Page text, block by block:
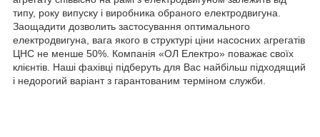
типу, року випуску і виробника обраного електродвигуна.
Заощадити дозволить застосування оптимального
електродвигуна, вага якого в структурі ціни насосних агрегатів
ЦНС не менше 50%. Компанія «ОЛ Електро» поважає своїх
клієнтів. Наші фахівці підберуть для Вас найбільш підходящий
і недорогий варіант з гарантованим терміном служби.